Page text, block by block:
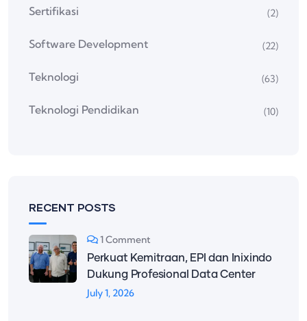
Sertifikasi (2)
Software Development (22)
Teknologi (63)
Teknologi Pendidikan (10)
RECENT POSTS
1 Comment
Perkuat Kemitraan, EPI dan Inixindo
Dukung Profesional Data Center
July 1, 2026